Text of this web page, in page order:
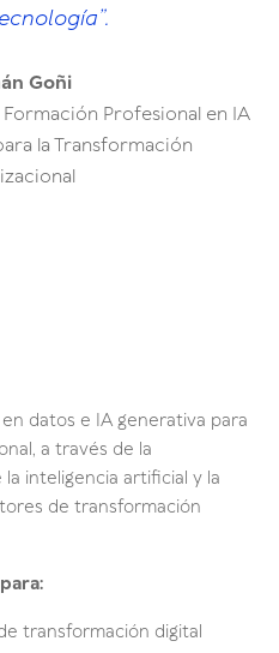
Goñi
Profesional en IA
la Transformación
datos e IA generativa para
a través de la
inteligencia artificial y la
de transformación
transformación digital